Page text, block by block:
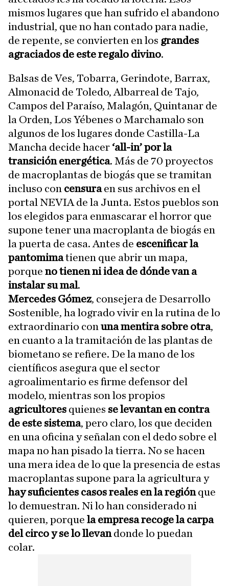
mismos lugares que han sufrido el abandono
industrial, que no han contado para nadie,
de repente, se convierten en los grandes
agraciados de este regalo divino.
Balsas de Ves, Tobarra, Gerindote, Barrax,
Almonacid de Toledo, Albarreal de Tajo,
Campos del Paraíso, Malagón, Quintanar de
la Orden, Los Yébenes o Marchamalo son
algunos de los lugares donde Castilla-La
Mancha decide hacer ‘all-in’ por la
transición energética. Más de 70 proyectos
de macroplantas de biogás que se tramitan
incluso con censuraen sus archivos en el
portal NEVIA de la Junta. Estos pueblos son
los elegidos para enmascarar el horror que
supone tener una macroplanta de biogás en
la puerta de casa. Antes de escenificar la
pantomimatienen que abrir un mapa,
porque no tienen ni idea de dónde van a
instalar su mal.
Mercedes Gómez, consejera de Desarrollo
Sostenible, ha logrado vivir en la rutina de lo
extraordinario con una mentira sobre otra,
en cuanto a la tramitación de las plantas de
biometano se refiere. De la mano de los
científicos asegura que el sector
agroalimentario es firme defensor del
modelo, mientras son los propios
agricultores quienes se levantan en contra
de este sistema, pero claro, los que deciden
en una oficina y señalan con el dedo sobre el
mapa no han pisado la tierra. No se hacen
una mera idea de lo que la presencia de estas
macroplantas supone para la agricultura y
hay suficientes casos reales en la regiónque
lo demuestran. Ni lo han considerado ni
quieren, porque la empresa recoge la carpa
del circo y se lo llevandonde lo puedan
colar.